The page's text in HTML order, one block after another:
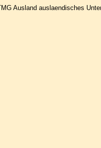
Ausland auslaendisches